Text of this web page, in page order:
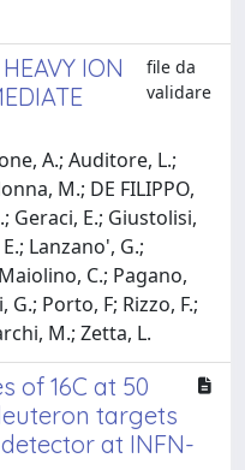
ION
file da
validare
A.; Auditore, L.;
M.; DE FILIPPO,
Geraci, E.; Giustolisi,
Lanzano', G.;
C.; Pagano,
Porto, F; Rizzo, F.;
M.; Zetta, L.
of 16C at 50
targets
at INFN-